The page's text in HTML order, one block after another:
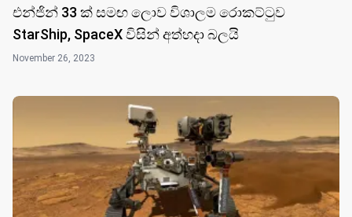
එන්ජින් 33 ක් සමඟ ලොව විශාලම රොකට්ටුව
StarShip, SpaceX විසින් අත්හදා බලයි
November 26, 2023